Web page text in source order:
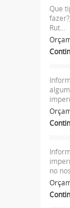
Que
Rut...
no